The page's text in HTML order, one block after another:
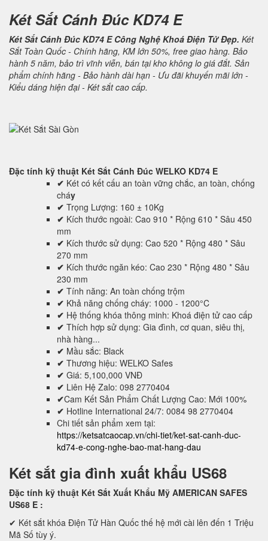
Két Sắt Cánh Đúc KD74 E
Két Sắt Cánh Đúc KD74 E Công Nghệ Khoá Điện Tử Đẹp. Két
Sắt Toàn Quốc - Chính hãng, KM lớn 50%, free giao hàng. Bảo
hành 5 năm, bảo trì vĩnh viễn, bán tại kho không lo giá đắt. Sản
phẩm chính hãng - Bảo hành dài hạn - Ưu đãi khuyến mãi lớn -
Kiểu dáng hiện đại - Két sắt cao cấp.
Đặc tính kỹ thuật Két Sắt Cánh Đúc WELKO KD74 E
✔ Két có kết cấu an toàn vững chắc, an toàn, chống
cháy
✔ Trọng Lượng: 160 ± 10Kg
✔ Kích thước ngoài: Cao 910 * Rộng 610 * Sâu 450
mm
✔ Kích thước sử dụng: Cao 520 * Rộng 480 * Sâu
270 mm
✔ Kích thước ngăn kéo: Cao 230 * Rộng 480 * Sâu
230 mm
✔ Tính năng: An toàn chống trộm
✔ Khả năng chống cháy: 1000 - 1200°C
✔ Hệ thống khóa thông minh: Khoá điện tử cao cấp
✔ Thích hợp sử dụng: Gia đình, cơ quan, siêu thị,
nhà hàng...
✔ Mầu sắc: Black
✔ Thương hiệu: WELKO Safes
✔ Giá: 5,100,000 VNĐ
✔ Liên Hệ Zalo: 098 2770404
✔Cam Kết Sản Phẩm Chất Lượng Cao: Mới 100%
✔ Hotline International 24/7: 0084 98 2770404
Chi tiết sản phẩm xem tại:
https://ketsatcaocap.vn/chi-tiet/ket-sat-canh-duc-
kd74-e-cong-nghe-bao-mat-hang-dau
Két sắt gia đình xuất khẩu US68
Đặc tính kỹ thuật Két Sắt Xuất Khẩu Mỹ AMERICAN SAFES
US68 E :
✔ Két sắt khóa Điện Tử Hàn Quốc thế hệ mới cài lên đến 1 Triệu
Mã Số tùy ý.